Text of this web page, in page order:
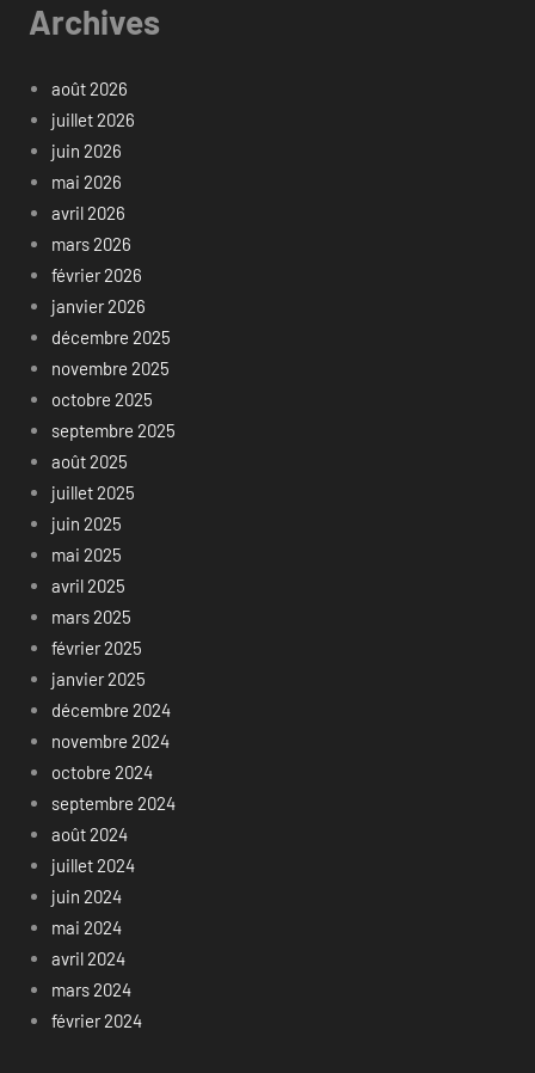
Archives
août 2026
juillet 2026
juin 2026
mai 2026
avril 2026
mars 2026
février 2026
janvier 2026
décembre 2025
novembre 2025
octobre 2025
septembre 2025
août 2025
juillet 2025
juin 2025
mai 2025
avril 2025
mars 2025
février 2025
janvier 2025
décembre 2024
novembre 2024
octobre 2024
septembre 2024
août 2024
juillet 2024
juin 2024
mai 2024
avril 2024
mars 2024
février 2024